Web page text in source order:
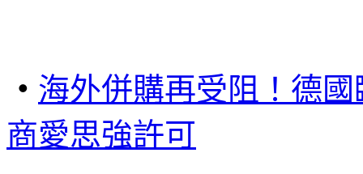
‧ 海外併購再受阻！德
商愛思強許可